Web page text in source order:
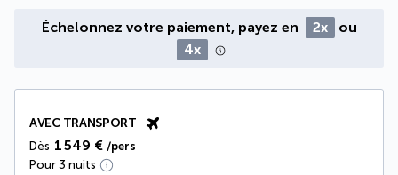
Échelonnez votre paiement, payez en 2x
ou
4x
AVEC TRANSPORT
Dès 1 549 € /pers
Pour 3 nuits